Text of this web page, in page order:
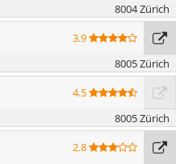
8004 Zürich
3.9
8005 Zürich
4.5
8005 Zürich
2.8